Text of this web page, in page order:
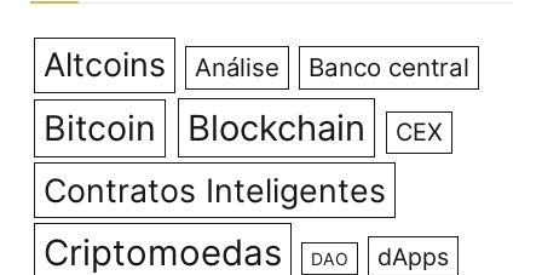
Altcoins Análise Banco central
Bitcoin Blockchain CEX
Contratos Inteligentes
Criptomoedas DAO dApps